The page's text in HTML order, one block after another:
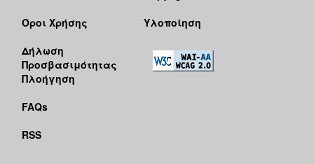
Όροι Χρήσης
Δήλωση
Προσβασιμότητας
Πλοήγηση
FAQs
RSS
Υλοποίηση